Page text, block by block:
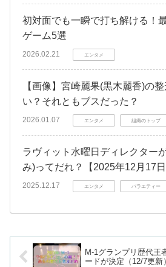
初対面でも一瞬で打ち解ける！
ゲーム5選
2026.02.21 エンタメ
【画像】宮崎麗果(黒木麗香)の
い？それともブスだった？
2026.01.07 エンタメ 組織のトップ
ラヴィット水曜日ディレクター
み)ってだれ？【2025年12月17日
2025.12.17 エンタメ バラエティー
M-1グランプリ歴代王
ードが決定（12/7更新）